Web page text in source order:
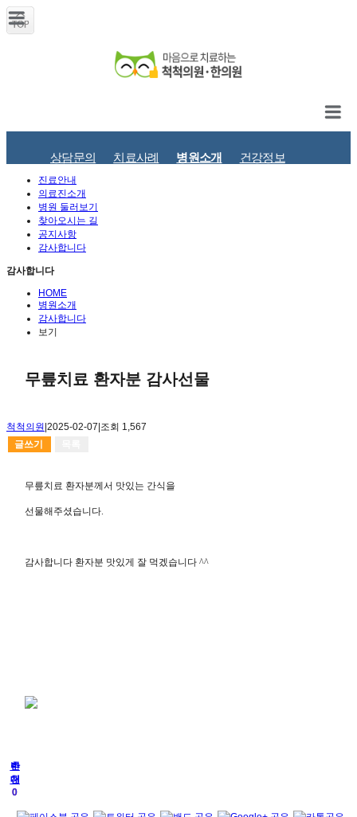
상담문의 치료사례 병원소개 건강정보
진료안내
의료진소개
병원 둘러보기
찾아오시는 길
공지사항
감사합니다
감사합니다
HOME
병원소개
감사합니다
보기
무릎치료 환자분 감사선물
척척의원|2025-02-07|조회 1,567
글쓰기
무릎치료 환자분께서 맛있는 간식을
선물해주셨습니다.
감사합니다 환자분 맛있게 잘 먹겠습니다 ^^
추
천
0
반
대
0